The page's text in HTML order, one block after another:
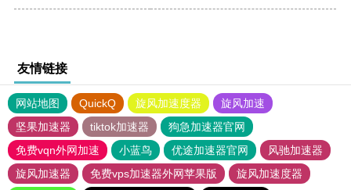
友情链接
网站地图 QuickQ 旋风加速度器
旋风加速
坚果加速器
tiktok加速器
狗急加速器官网
免费vqn外网加速
小蓝鸟 优途加速器官网
风驰加速器
旋风加速器
免费vps加速器外网苹果版
旋风加速度器